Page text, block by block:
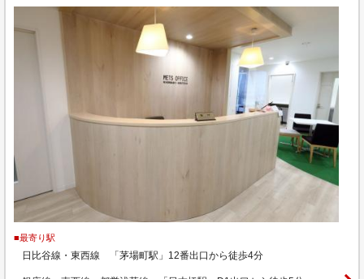
■最寄り駅
日比谷線・東西線 「茅場町駅」12番出口から徒歩4分